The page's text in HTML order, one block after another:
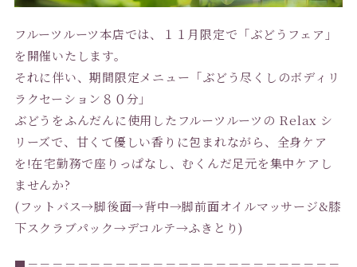
フルーツルーツ本店では、１１月限定で「ぶどうフェア」
を開催いたします。
それに伴い、期間限定メニュー「ぶどう尽くしのボディリ
ラクセーション８０分」
ぶどうをふんだんに使用したフルーツルーツの Relax シ
リーズで、甘くて優しい香りに包まれながら、全身ケア
を!在宅勤務で座りっぱなし、むくんだ足元を集中ケアし
ませんか?
(フットバス→脚後面→背中→脚前面オイルマッサージ&膝
下スクラブパック→デコルテ→ふきとり)